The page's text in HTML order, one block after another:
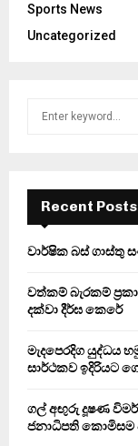
Sports News
Uncategorized
f
r
Recent Posts
වාර්ෂික බස් ගාස්තු
වත්කම් බැරකම්
දක්වා දීර්ඝ කෙරේ
මැදපෙරදිග යුද්ධය
සාර්ථකව ඉදිරියට
ගල් අඟුරු දූෂණ
ජනාධිපති කොමිසම